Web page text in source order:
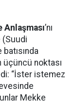
Anlaşması’nı
(Suudi
üçüncü noktası
“İster istemez
Mekke